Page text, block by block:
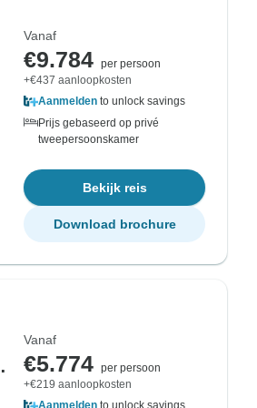
Vanaf
€9.784 per persoon
+€437 aanloopkosten
Aanmelden to unlock savings
Prijs gebaseerd op privé
tweepersoonskamer
Bekijk reis
Download brochure
Vanaf
€5.774 per persoon
+€219 aanloopkosten
Aanmelden to unlock savings